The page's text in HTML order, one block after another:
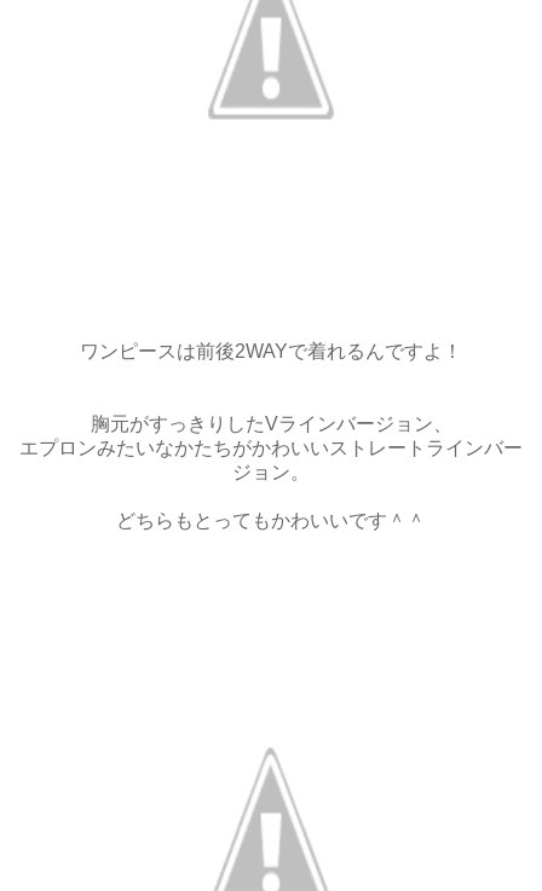
ワンピースは前後2WAYで着れるんですよ！
胸元がすっきりしたVラインバージョン、
エプロンみたいなかたちがかわいいストレートラインバー
ジョン。
どちらもとってもかわいいです＾＾